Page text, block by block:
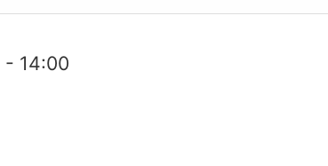
- 14:00